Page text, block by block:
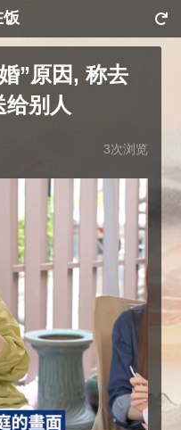
饭
”原因, 称去
别人
3次浏览